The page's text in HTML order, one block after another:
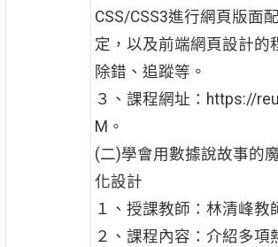
CSS/CSS3進行網頁版面
定，以及前端網頁設計的
除錯、追蹤等。
３、課程網址：https://
M。
(二)學會用數據說故事的
化設計
１、授課教師：林清峰教
２、課程內容：介紹多項